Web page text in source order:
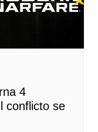
4
conflicto se